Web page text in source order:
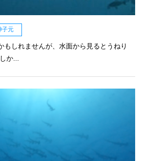
子元
もしれませんが、水面から見るとうねり
か...